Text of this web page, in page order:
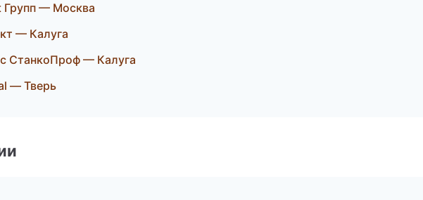
Групп — Москва
— Калуга
СтанкоПроф — Калуга
— Тверь